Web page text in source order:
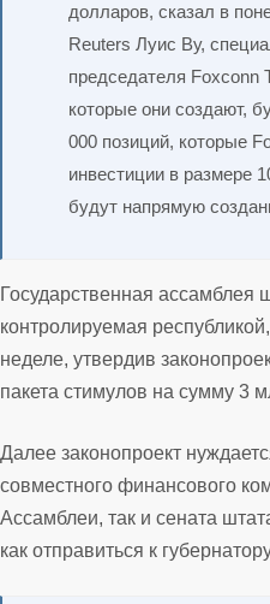
долларов, сказал в
Reuters Луис Ву,
председателя Foxconn
которые они создают,
000 позиций, которые
инвестиции в размере
будут напрямую
Государственная ассамблея
контролируемая
неделе, утвердив
пакета стимулов на сумму 3
Далее законопроект
совместного финансового
Ассамблеи, так и сената
как отправиться к